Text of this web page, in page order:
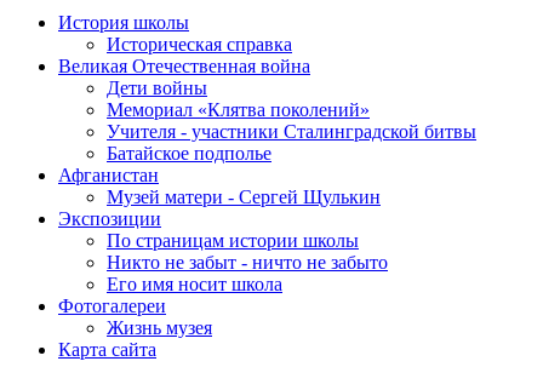
История школы
Историческая справка
Великая Отечественная война
Дети войны
Мемориал «Клятва поколений»
Учителя - участники Сталинградской битвы
Батайское подполье
Афганистан
Музей матери - Сергей Щулькин
Экспозиции
По страницам истории школы
Никто не забыт - ничто не забыто
Его имя носит школа
Фотогалереи
Жизнь музея
Карта сайта